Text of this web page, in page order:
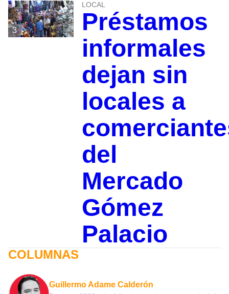
3
LOCAL
Préstamos
informales
dejan sin
locales a
del
Mercado
Gómez
Palacio
COLUMNAS
Guillermo Adame Calderón